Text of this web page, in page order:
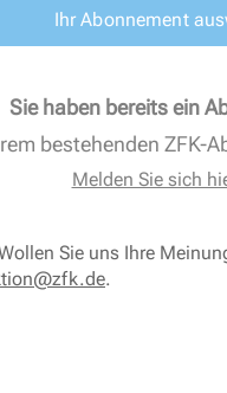
Ihr Abonnement
Sie haben bereits ein
bestehenden ZFK-
Melden Sie sich
Sie uns Ihre
.